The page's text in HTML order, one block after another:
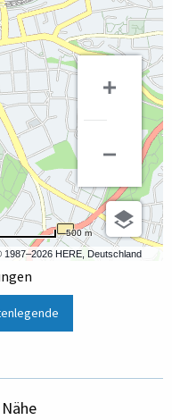
1987–2026 HERE, Deutschland
500 m